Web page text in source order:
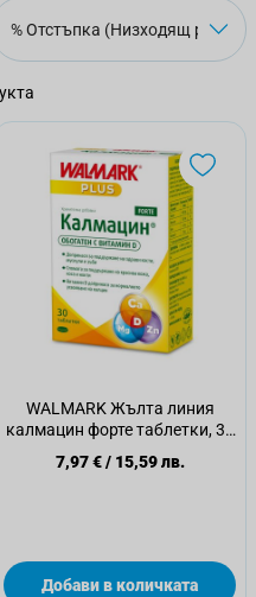
WALMARK Жълта линия
калмацин форте таблетки, 30
бр.
7,97 €/ 15,59 лв.
Добави в количката